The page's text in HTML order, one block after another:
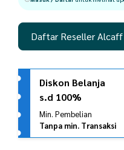
Daftar Reseller Alcaff
Diskon Belanja
s.d 100%
Min. Pembelian
Tanpa min. Transaksi